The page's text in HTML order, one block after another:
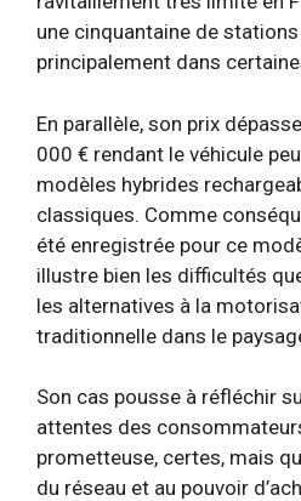
une cinquantaine de
principalement dans
En parallèle, son prix
000 € rendant le véhicule
modèles hybrides
classiques. Comme
été enregistrée pour ce
illustre bien les difficultés
les alternatives à la
traditionnelle dans le
Son cas pousse à réfléchir
attentes des
prometteuse, certes, mais
du réseau et au pouvoir